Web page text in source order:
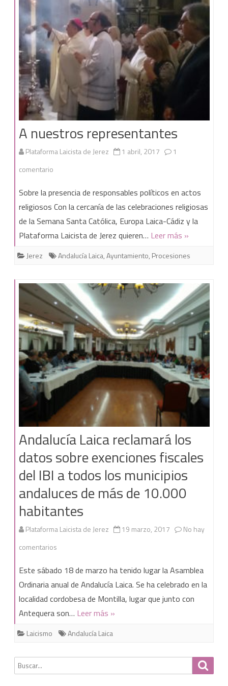
mosaico
religioso
presidiendo
la
fachada
del
Ayuntamiento
de
San
A nuestros representantes
Plataforma Laicista de Jerez 1 abril, 2017
1
comentario
nuestros
representantes
Sobre la presencia de responsables políticos en actos
religiosos Con la cercanía de las celebraciones religiosas
de la Semana Santa Católica, Europa Laica-Cádiz y la
Plataforma Laicista de Jerez quieren… Leer más »
Jerez Andalucía Laica,Ayuntamiento, Procesiones
Andalucía Laica reclamará los
datos sobre exenciones fiscales
del IBI a todos los municipios
andaluces de más de 10.000
habitantes
Plataforma Laicista de Jerez 19 marzo, 2017
No hay
comentarios
Laica
reclamará
los
datos
exenciones
Este sábado 18 de marzo ha tenido lugar la Asamblea
Ordinaria anual de Andalucía Laica. Se ha celebrado en la
localidad cordobesa de Montilla, lugar que junto con
Antequera son… Leer más »
Laicismo Andalucía Laica
Buscar
por: